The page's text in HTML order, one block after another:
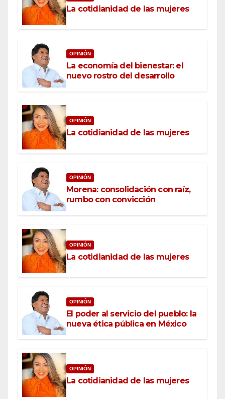
La cotidianidad de las mujeres
OPINIÓN
La economía del bienestar: el
nuevo rostro del desarrollo
OPINIÓN
La cotidianidad de las mujeres
OPINIÓN
Morena: consolidación con raíz,
rumbo con convicción
OPINIÓN
La cotidianidad de las mujeres
OPINIÓN
El poder al servicio del pueblo: la
nueva ética pública en México
OPINIÓN
La cotidianidad de las mujeres